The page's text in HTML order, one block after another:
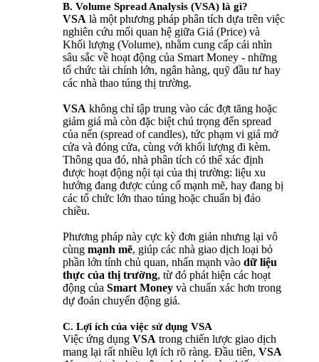
B. Volume Spread Analysis (VSA) là gì?
VSA là một phương pháp phân tích dựa trên việc
nghiên cứu mối quan hệ giữa Giá (Price) và
Khối lượng (Volume), nhằm cung cấp cái nhìn
sâu sắc về hoạt động của Smart Money - những
tổ chức tài chính lớn, ngân hàng, quỹ đầu tư hay
các nhà thao túng thị trường.
VSA không chỉ tập trung vào các đợt tăng hoặc
giảm giá mà còn đặc biệt chú trọng đến spread
của nến (spread of candles), tức phạm vi giá mở
cửa và đóng cửa, cùng với khối lượng đi kèm.
Thông qua đó, nhà phân tích có thể xác định
được hoạt động nội tại của thị trường: liệu xu
hướng đang được củng cố mạnh mẽ, hay đang bị
các tổ chức lớn thao túng hoặc chuẩn bị đảo
chiều.
Phương pháp này cực kỳ đơn giản nhưng lại vô
cùng mạnh mẽ, giúp các nhà giao dịch loại bỏ
phần lớn tính chủ quan, nhấn mạnh vào dữ liệu
thực của thị trường, từ đó phát hiện các hoạt
động của Smart Money và chuẩn xác hơn trong
dự đoán chuyển động giá.
C. Lợi ích của việc sử dụng VSA
Việc ứng dụng VSA trong chiến lược giao dịch
mang lại rất nhiều lợi ích rõ ràng. Đầu tiên, VSA